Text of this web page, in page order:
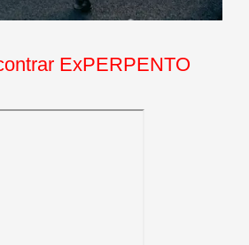
ExPERPENTO